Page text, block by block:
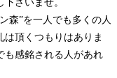
さいませ。
森”を一人でも多くの人
頂くつもりはありま
も感銘される人があれ